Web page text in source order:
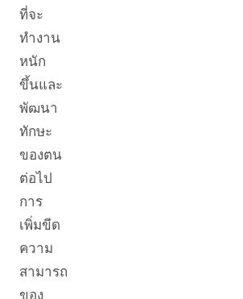
ที่จะ
ทำงาน
หนัก
ขึ้นและ
พัฒนา
ทักษะ
ของตน
ต่อไป
การ
เพิ่มขีด
ความ
สามารถ
ของ